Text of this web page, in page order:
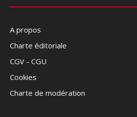
A propos
Charte éditoriale
CGV - CGU
Cookies
Charte de modération